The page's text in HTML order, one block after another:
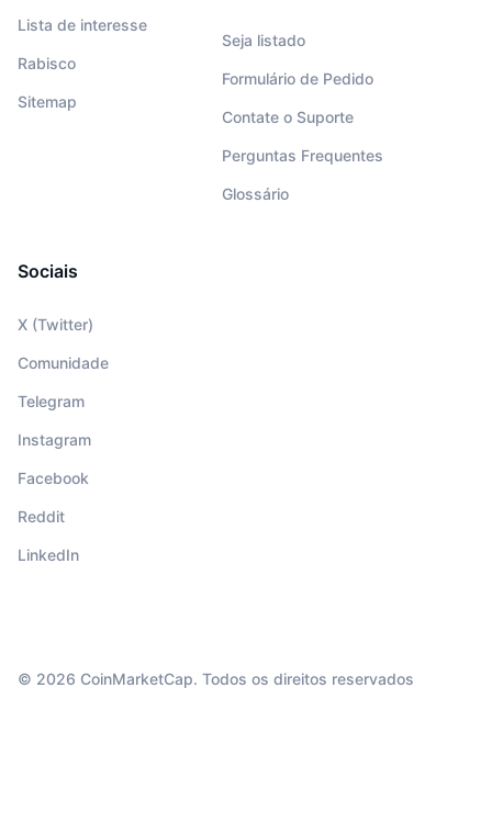
Lista de interesse
Rabisco
Sitemap
Seja listado
Formulário de Pedido
Contate o Suporte
Perguntas Frequentes
Glossário
Sociais
X (Twitter)
Comunidade
Telegram
Instagram
Facebook
Reddit
LinkedIn
© 2026 CoinMarketCap. Todos os direitos reservados